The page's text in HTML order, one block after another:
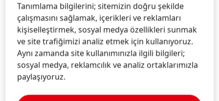
Bilgi & Hizmetler
Bize Ulaşın!
Daha ayrıntılı bilgi için lütfen ücretsiz Danışma
Tanımlama bilgilerini; sitemizin doğru şekilde
çalışmasını sağlamak, içerikleri ve reklamları
kişiselleştirmek, sosyal medya özellikleri sunmak
ve site trafiğimizi analiz etmek için kullanıyoruz.
Aynı zamanda site kullanımınızla ilgili bilgileri;
sosyal medya, reklamcılık ve analiz ortaklarımızla
paylaşıyoruz.